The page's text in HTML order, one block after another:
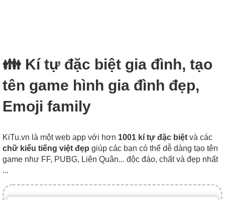
👪 Kí tự đặc biệt gia đình, tạo
tên game hình gia đình đẹp,
Emoji family
KiTu.vn là một web app với hơn 1001 kí tự đặc biệt và các
chữ kiểu tiếng việt đẹp giúp các bạn có thể dễ dàng tạo tên
game như FF, PUBG, Liên Quân... độc đáo, chất và đẹp nhất
...